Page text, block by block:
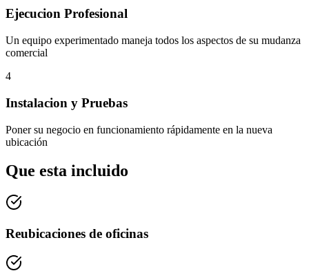
Ejecucion Profesional
Un equipo experimentado maneja todos los aspectos de su mudanza
comercial
4
Instalacion y Pruebas
Poner su negocio en funcionamiento rápidamente en la nueva
ubicación
Que esta incluido
Reubicaciones de oficinas